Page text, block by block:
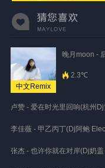
中文Remix
晚月moon -
2.3℃
卢赞 - 爱在时光里回响(杭州
李佳薇 - 甲乙丙丁(Dj阿鲍
张杰 - 也许你就在对岸(Dj奶